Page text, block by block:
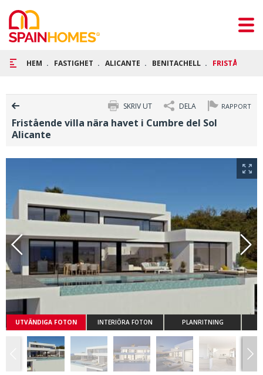
HEM FASTIGHET ALICANTE BENITACHELL FRISTÅENDE
RAPPORT
DELA
SKRIV UT
Fristående villa nära havet i Cumbre del Sol
Alicante
UTVÄNDIGA FOTON INTERIÖRA FOTON PLANRITNING